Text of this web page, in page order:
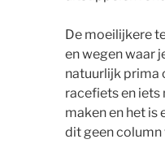
De moeilijkere
en wegen waar
natuurlijk prima
racefiets en iets
maken en het is
dit geen